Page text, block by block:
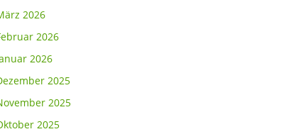
2026
2026
2026
2025
2025
2025